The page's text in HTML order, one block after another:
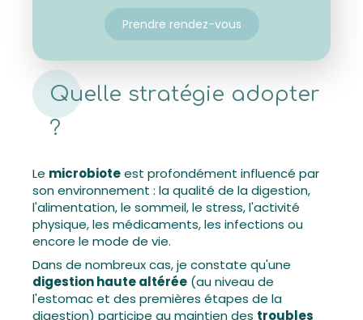
Prendre rendez-vous
Quelle stratégie adopter
?
Le microbioteest profondément influencé par
son environnement : la qualité de la digestion,
l'alimentation, le sommeil, le stress, l'activité
physique, les médicaments, les infections ou
encore le mode de vie.
Dans de nombreux cas, je constate qu'une
digestion haute altérée (au niveau de
l'estomac et des premières étapes de la
digestion) participe au maintien des troubles